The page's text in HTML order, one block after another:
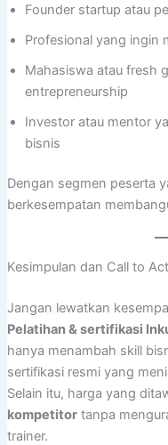
Founder startup atau
Profesional yang ingin
Mahasiswa atau fresh
entrepreneurship
Investor atau mentor
bisnis
Dengan segmen peserta
berkesempatan
Kesimpulan dan Call to
Jangan lewatkan
Pelatihan & sertifikasi
hanya menambah skill
sertifikasi resmi yang
Selain itu, harga yang
kompetitortanpa
trainer.